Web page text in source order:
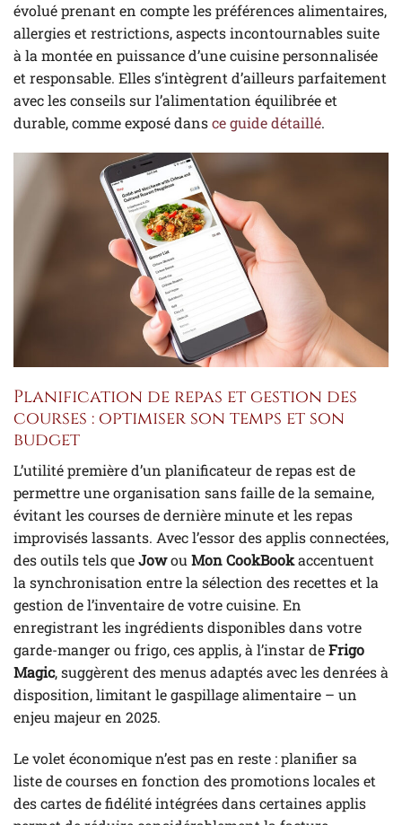
évolué prenant en compte les préférences alimentaires,
allergies et restrictions, aspects incontournables suite
à la montée en puissance d’une cuisine personnalisée
et responsable. Elles s’intègrent d’ailleurs parfaitement
avec les conseils sur l’alimentation équilibrée et
durable, comme exposé dansce guide détaillé.
Planification de repas et gestion des
courses : optimiser son temps et son
budget
L’utilité première d’un planificateur de repas est de
permettre une organisation sans faille de la semaine,
évitant les courses de dernière minute et les repas
improvisés lassants. Avec l’essor des applis connectées,
des outils tels queJowouMon CookBookaccentuent
la synchronisation entre la sélection des recettes et la
gestion de l’inventaire de votre cuisine. En
enregistrant les ingrédients disponibles dans votre
garde-manger ou frigo, ces applis, à l’instar deFrigo
Magic, suggèrent des menus adaptés avec les denrées à
disposition, limitant le gaspillage alimentaire – un
enjeu majeur en 2025.
Le volet économique n’est pas en reste : planifier sa
liste de courses en fonction des promotions locales et
des cartes de fidélité intégrées dans certaines applis